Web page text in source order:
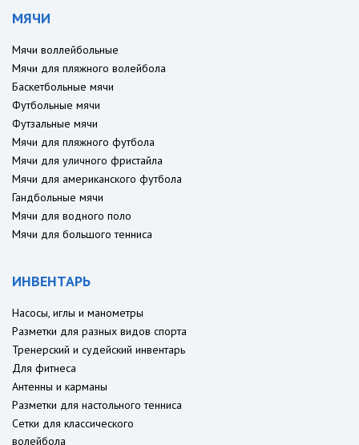
МЯЧИ
Мячи воллейбольные
Мячи для пляжного волейбола
Баскетбольные мячи
Футбольные мячи
Футзальные мячи
Мячи для пляжного футбола
Мячи для уличного фристайла
Мячи для американского футбола
Гандбольные мячи
Мячи для водного поло
Мячи для большого тенниса
ИНВЕНТАРЬ
Насосы, иглы и манометры
Разметки для разных видов спорта
Тренерский и судейский инвентарь
Для фитнеса
Антенны и карманы
Разметки для настольного тенниса
Сетки для классического
волейбола